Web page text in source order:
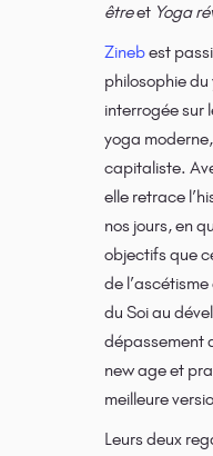
êtreet Yoga
Zinebest
philosophie du
interrogée sur
yoga
capitaliste.
elle retrace
nos jours, en
objectifs que
de
du Soi au
dépassement
new age et
meilleure
Leurs deux